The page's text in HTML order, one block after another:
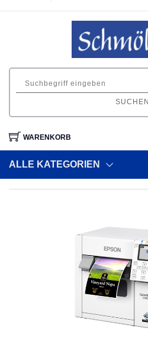
SUCHEN
WARENKORB
ALLE KATEGORIEN